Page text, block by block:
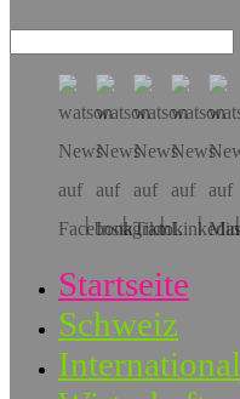
Startseite
Schweiz
International